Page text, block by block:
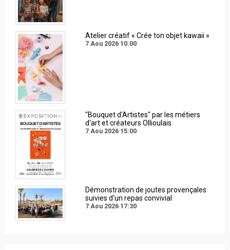
Atelier créatif « Crée ton objet kawaii »
7 Aou 2026 10:00
"Bouquet d'Artistes" par les métiers
d'art et créateurs Ollioulais
7 Aou 2026 15:00
Démonstration de joutes provençales
suivies d'un repas convivial
7 Aou 2026 17:30